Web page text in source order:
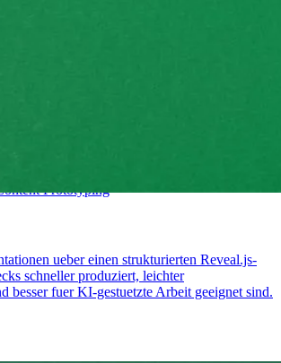
Prototyping
ueber einen strukturierten Reveal.js-
schneller produziert, leichter
besser fuer KI-gestuetzte Arbeit geeignet sind.